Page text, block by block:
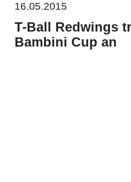
16.05.2015
T-Ball Redwings
Bambini Cup an